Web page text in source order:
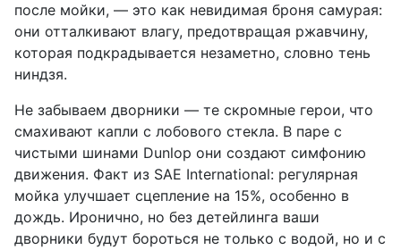
после мойки, — это как невидимая броня самурая:
они отталкивают влагу, предотвращая ржавчину,
которая подкрадывается незаметно, словно тень
ниндзя.
Не забываем дворники — те скромные герои, что
смахивают капли с лобового стекла. В паре с
чистыми шинами Dunlop они создают симфонию
движения. Факт из SAE International: регулярная
мойка улучшает сцепление на 15%, особенно в
дождь. Иронично, но без детейлинга ваши
дворники будут бороться не только с водой, но и с